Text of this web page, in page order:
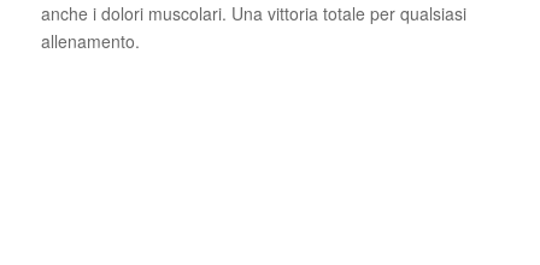
anche i dolori muscolari. Una vittoria totale per qualsiasi
allenamento.